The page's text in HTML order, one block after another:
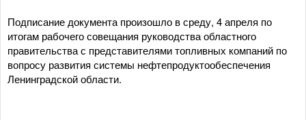
Подписание документа произошло в среду, 4 апреля по
итогам рабочего совещания руководства областного
правительства с представителями топливных компаний по
вопросу развития системы нефтепродуктообеспечения
Ленинградской области.